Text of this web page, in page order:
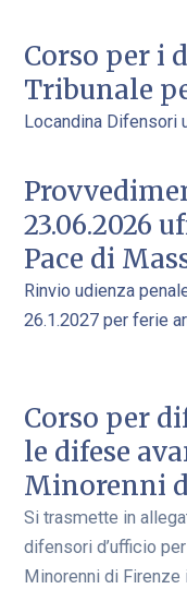
Corso per i
Tribunale
Locandina Difensori
23.06.2026
Pace di
Rinvio udienza
26.1.2027 per ferie
Corso per
le difese
Minorenni
Si trasmette in
difensori d’ufficio
Minorenni di
n
a